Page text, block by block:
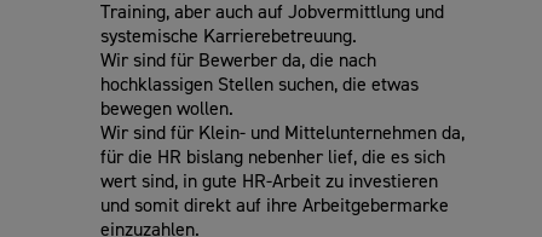
Training, aber auch auf Jobvermittlung und
systemische Karrierebetreuung.
Wir sind für Bewerber da, die nach
hochklassigen Stellen suchen, die etwas
bewegen wollen.
Wir sind für Klein- und Mittelunternehmen da,
für die HR bislang nebenher lief, die es sich
wert sind, in gute HR-Arbeit zu investieren
und somit direkt auf ihre Arbeitgebermarke
einzuzahlen.